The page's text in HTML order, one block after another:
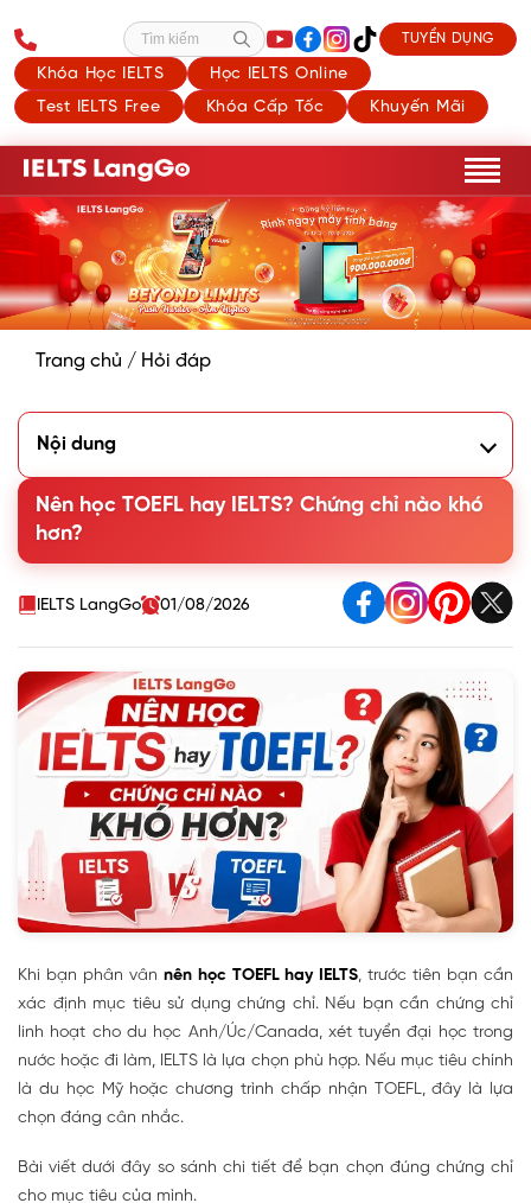
Khóa Học IELTS
Học IELTS Online
Test IELTS Free
Khóa Cấp Tốc Khuyến Mãi
Tìm kiếm TUYỂN DỤNG
Trang chủ / Hỏi đáp
Nội dung
2. Nên học TOEFL hay IELTS?
3. Các tiêu chí giúp bạn quyết định nên học IELTS hay
TOEFL
4. Câu hỏi thường gặp khi lựa chọn học TOEFL hay IELTS
Nên học TOEFL hay IELTS? Chứng chỉ nào khó
hơn?
IELTS LangGo 01/08/2026
Khi bạn phân vân nên học TOEFL hay IELTS, trước tiên bạn cần
xác định mục tiêu sử dụng chứng chỉ. Nếu bạn cần chứng chỉ
linh hoạt cho du học Anh/Úc/Canada, xét tuyển đại học trong
nước hoặc đi làm, IELTS là lựa chọn phù hợp. Nếu mục tiêu chính
là du học Mỹ hoặc chương trình chấp nhận TOEFL, đây là lựa
chọn đáng cân nhắc.
Bài viết dưới đây so sánh chi tiết để bạn chọn đúng chứng chỉ
cho mục tiêu của mình.